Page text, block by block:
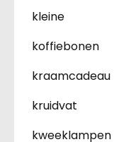
kleine
koffiebonen
kraamcadeau
kruidvat
kweeklampen